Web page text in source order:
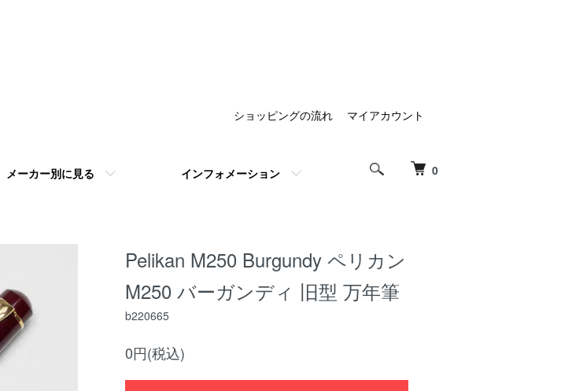
0
メーカー別に見る インフォメーション
ショッピングの流れ マイアカウント
Pelikan M250 Burgundy ペリカン
M250 バーガンディ 旧型 万年筆
b220665
0円(税込)